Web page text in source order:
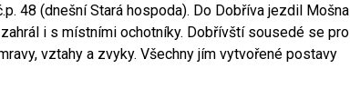
48 (dnešní Stará hospoda). Do Dobříva jezdil Mošna
i s místními ochotníky. Dobřívští sousedé se pro
vztahy a zvyky. Všechny jím vytvořené postavy